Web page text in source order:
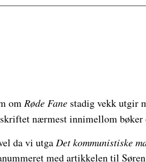
om Røde Fanestadig vekk utgir
nærmest innimellom bøker
da vi utga Det kommunistiske
med artikkelen til